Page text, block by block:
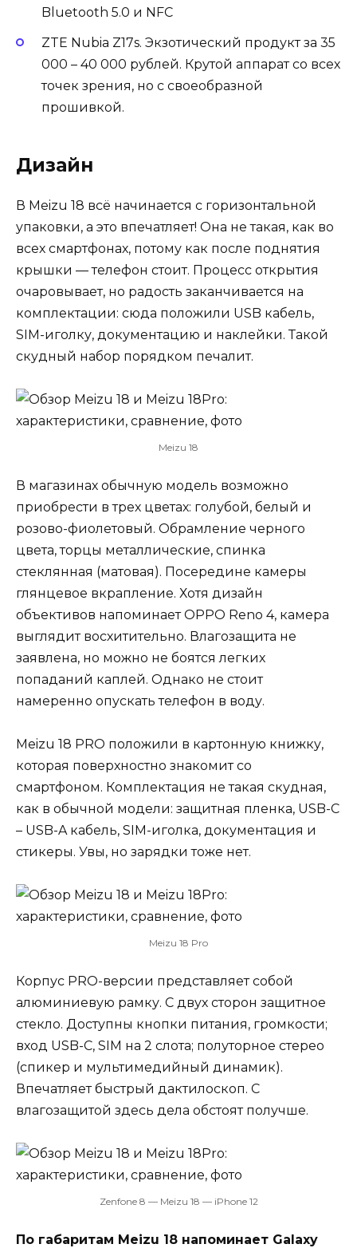
Bluetooth 5.0 и NFC
ZTE Nubia Z17s. Экзотический продукт за 35
000 – 40 000 рублей. Крутой аппарат со всех
точек зрения, но с своеобразной
прошивкой.
Дизайн
В Meizu 18 всё начинается с горизонтальной
упаковки, а это впечатляет! Она не такая, как во
всех смартфонах, потому как после поднятия
крышки — телефон стоит. Процесс открытия
очаровывает, но радость заканчивается на
комплектации: сюда положили USB кабель,
SIM-иголку, документацию и наклейки. Такой
скудный набор порядком печалит.
Meizu 18
В магазинах обычную модель возможно
приобрести в трех цветах: голубой, белый и
розово-фиолетовый. Обрамление черного
цвета, торцы металлические, спинка
стеклянная (матовая). Посередине камеры
глянцевое вкрапление. Хотя дизайн
объективов напоминает OPPO Reno 4, камера
выглядит восхитительно. Влагозащита не
заявлена, но можно не боятся легких
попаданий каплей. Однако не стоит
намеренно опускать телефон в воду.
Meizu 18 PRO положили в картонную книжку,
которая поверхностно знакомит со
смартфоном. Комплектация не такая скудная,
как в обычной модели: защитная пленка, USB-C
– USB-A кабель, SIM-иголка, документация и
стикеры. Увы, но зарядки тоже нет.
Meizu 18 Pro
Корпус PRO-версии представляет собой
алюминиевую рамку. С двух сторон защитное
стекло. Доступны кнопки питания, громкости;
вход USB-C, SIM на 2 слота; полуторное стерео
(спикер и мультимедийный динамик).
Впечатляет быстрый дактилоскоп. С
влагозащитой здесь дела обстоят получше.
Zenfone 8 — Meizu 18 — iPhone 12
По габаритам Meizu 18 напоминает Galaxy